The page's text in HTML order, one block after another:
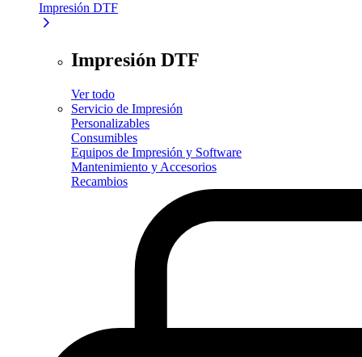
Impresión DTF
Impresión DTF
Ver todo
Servicio de Impresión
Personalizables
Consumibles
Equipos de Impresión y Software
Mantenimiento y Accesorios
Recambios